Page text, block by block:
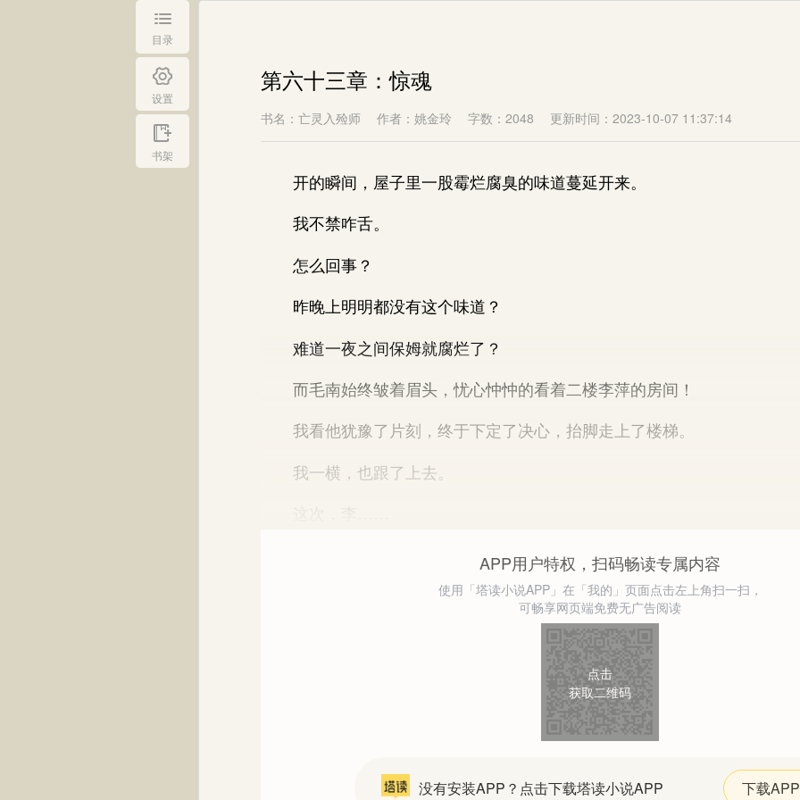
目录
设置
书架
第六十三章：惊魂
书名：亡灵入殓师 作者：姚金玲 字数：2048 更新时间：2023-10-07 11:37:14
开的瞬间，屋子里一股霉烂腐臭的味道蔓延开来。
我不禁咋舌。
怎么回事？
昨晚上明明都没有这个味道？
难道一夜之间保姆就腐烂了？
而毛南始终皱着眉头，忧心忡忡的看着二楼李萍的房间！
我看他犹豫了片刻，终于下定了决心，抬脚走上了楼梯。
我一横，也跟了上去。
APP用户特权，扫码畅读专属内容
使用「塔读小说APP」在「我的」页面点击左上角扫一扫，
可畅享网页端免费无广告阅读
点击
获取二维码
没有安装APP？点击下载塔读小说APP 下载APP